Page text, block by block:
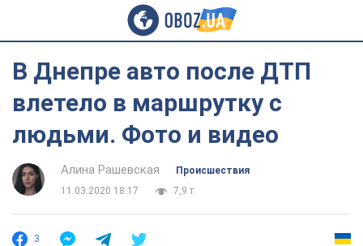
В Днепре авто после ДТП
влетело в маршрутку с
людьми. Фото и видео
Алина Рашевская
Происшествия
11.03.2020 18:17
7,9 т.
3